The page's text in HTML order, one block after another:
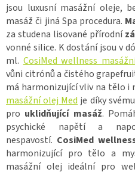
jsou luxusní masážní oleje,
masáž či jiná Spa procedura.
za studena lisované přírodní
vonné silice. K dostání jsou v
ml. CosiMed wellness
vůni citrónů a čistého
má harmonizující vliv na tělo i
masážní olej Med je díky
pro uklidňující masáž.
psychické napětí a
nespavostí. CosiMed
harmonizující pro tělo a
masážní olej ideální pro